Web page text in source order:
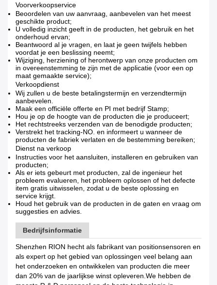
Voorverkoopservice
Beoordelen van uw aanvraag, aanbevelen van het meest
geschikte product;
U volledig inzicht geeft in de producten, het gebruik en het
onderhoud ervan;
Beantwoord al je vragen, en laat je geen twijfels hebben
voordat je een beslissing neemt;
Wijziging, herziening of herontwerp van onze producten om
in overeenstemming te zijn met de applicatie (voor een op
maat gemaakte service);
Verkoopdienst
Wij zullen u de beste betalingstermijn en verzendtermijn
aanbevelen.
Maak een officiële offerte en PI met bedrijf Stamp;
Hou je op de hoogte van de producten die je produceert;
Het rechtstreeks verzenden van de benodigde producten;
Verstrekt het tracking-NO. en informeert u wanneer de
producten de fabriek verlaten en de bestemming bereiken;
Dienst na verkoop
Instructies voor het aansluiten, installeren en gebruiken van
producten;
Als er iets gebeurt met producten, zal de ingenieur het
probleem evalueren, het probleem oplossen of het defecte
item gratis uitwisselen, zodat u de beste oplossing en
service krijgt.
Houd het gebruik van de producten in de gaten en vraag om
suggesties en advies.
Bedrijfsinformatie
Shenzhen RION hecht als fabrikant van positionsensoren en
als expert op het gebied van oplossingen veel belang aan
het onderzoeken en ontwikkelen van producten die meer
dan 20% van de jaarlijkse winst opleveren.We hebben de